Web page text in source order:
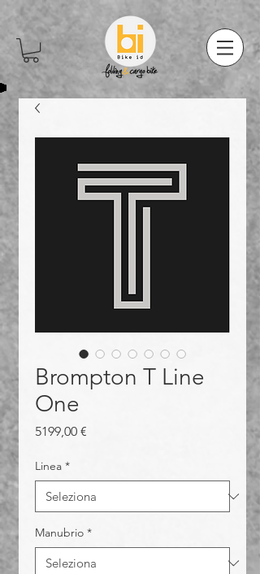
Brompton T Line
One
5199,00 €
Linea *
Manubrio *